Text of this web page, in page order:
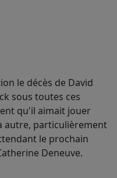
le décès de David
sous toutes ces
qu'il aimait jouer
autre, particulièrement
le prochain
Deneuve.